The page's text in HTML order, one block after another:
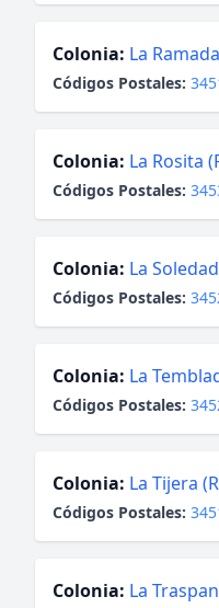
Colonia: La
Códigos Postales:
Colonia: La Rosita
Códigos Postales:
Colonia: La
Códigos Postales:
Colonia: La
Códigos Postales:
Colonia: La Tijera
Códigos Postales:
Colonia: La